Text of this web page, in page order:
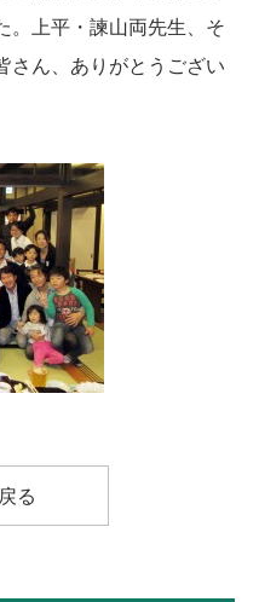
。上平・諫山両先生、そ
さん、ありがとうござい
る